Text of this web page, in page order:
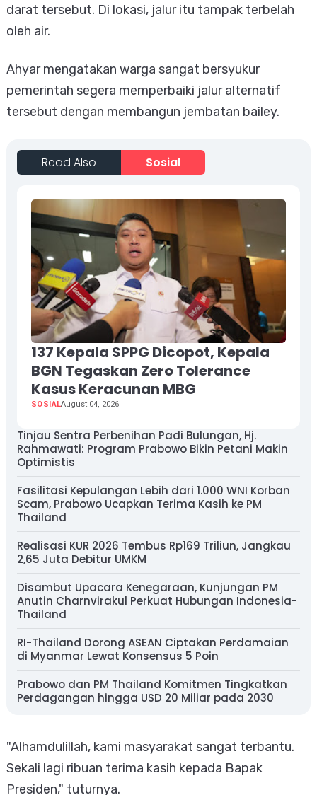
darat tersebut. Di lokasi, jalur itu tampak terbelah
oleh air.
Ahyar mengatakan warga sangat bersyukur
pemerintah segera memperbaiki jalur alternatif
tersebut dengan membangun jembatan bailey.
Read Also Sosial
137 Kepala SPPG Dicopot, Kepala
BGN Tegaskan Zero Tolerance
Kasus Keracunan MBG
SOSIALAugust 04, 2026
Tinjau Sentra Perbenihan Padi Bulungan, Hj.
Rahmawati: Program Prabowo Bikin Petani Makin
Optimistis
Fasilitasi Kepulangan Lebih dari 1.000 WNI Korban
Scam, Prabowo Ucapkan Terima Kasih ke PM
Thailand
Realisasi KUR 2026 Tembus Rp169 Triliun, Jangkau
2,65 Juta Debitur UMKM
Disambut Upacara Kenegaraan, Kunjungan PM
Anutin Charnvirakul Perkuat Hubungan Indonesia-
Thailand
RI-Thailand Dorong ASEAN Ciptakan Perdamaian
di Myanmar Lewat Konsensus 5 Poin
Prabowo dan PM Thailand Komitmen Tingkatkan
Perdagangan hingga USD 20 Miliar pada 2030
"Alhamdulillah, kami masyarakat sangat terbantu.
Sekali lagi ribuan terima kasih kepada Bapak
Presiden," tuturnya.